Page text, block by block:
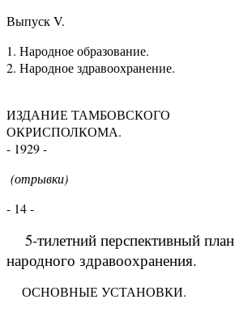
Выпуск V.
1. Народное образование.
2. Народное здравоохранение.
ИЗДАНИЕ ТАМБОВСКОГО
ОКРИСПОЛКОМА.
- 1929 -
(отрывки)
- 14 -
5-тилетний перспективный план
народного здравоохранения.
ОСНОВНЫЕ УСТАНОВКИ.